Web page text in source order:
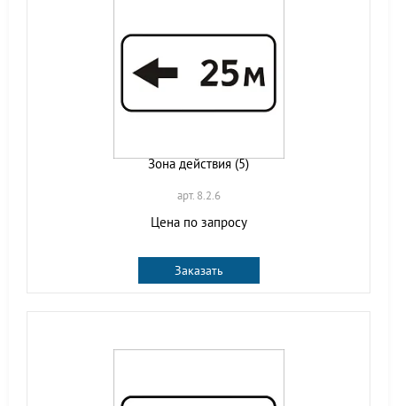
Зона действия (5)
арт. 8.2.6
Цена по запросу
Заказать